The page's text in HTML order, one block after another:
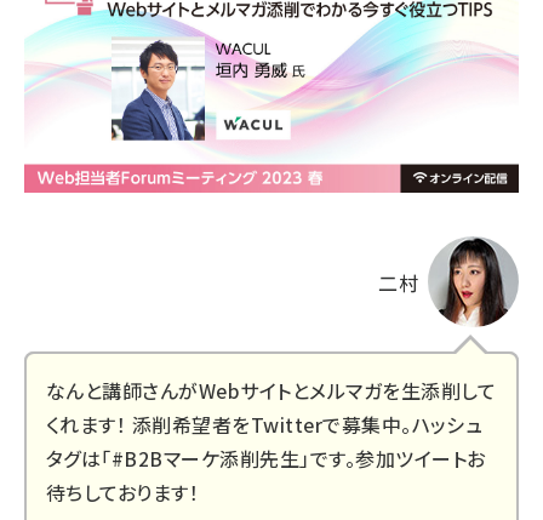
二村
なんと講師さんがWebサイトとメルマガを生添削して
くれます！ 添削希望者をTwitterで募集中。ハッシュ
タグは「#B2Bマーケ添削先生」です。参加ツイートお
待ちしております！